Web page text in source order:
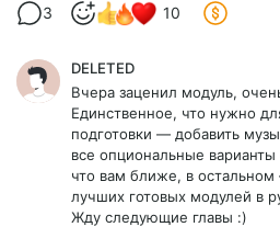
3 10
DELETED
Вчера заценил модуль,
Единственное, что нужно
подготовки — добавить
все опциональные
что вам ближе, в
лучших готовых модулей в
Жду следующие главы :)